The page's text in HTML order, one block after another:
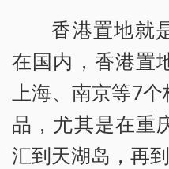
香港置地就
在国内，香港置
上海、南京等7
品，尤其是在重
汇到天湖岛，再